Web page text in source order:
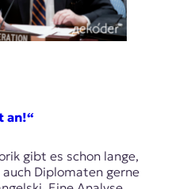
an!“
gibt es schon lange,
Diplomaten gerne